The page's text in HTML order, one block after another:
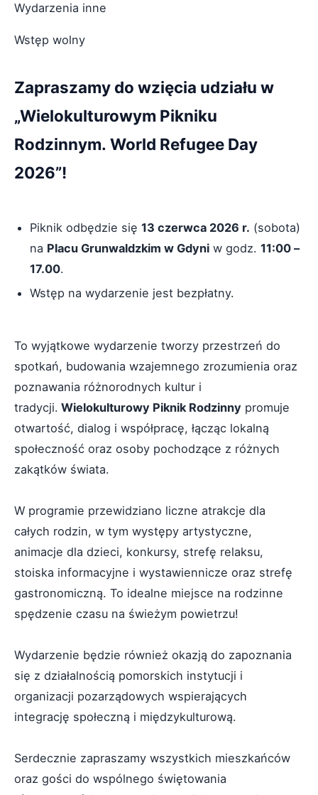
Wydarzenia inne
Wstęp wolny
Zapraszamy do wzięcia udziału w
„Wielokulturowym Pikniku
Rodzinnym. World Refugee Day
2026”!
Piknik odbędzie się 13 czerwca 2026 r. (sobota)
na Placu Grunwaldzkim w Gdyni w godz. 11:00 –
17.00.
Wstęp na wydarzenie jest bezpłatny.
To wyjątkowe wydarzenie tworzy przestrzeń do
spotkań, budowania wzajemnego zrozumienia oraz
poznawania różnorodnych kultur i
tradycji. Wielokulturowy Piknik Rodzinny promuje
otwartość, dialog i współpracę, łącząc lokalną
społeczność oraz osoby pochodzące z różnych
zakątków świata.
W programie przewidziano liczne atrakcje dla
całych rodzin, w tym występy artystyczne,
animacje dla dzieci, konkursy, strefę relaksu,
stoiska informacyjne i wystawiennicze oraz strefę
gastronomiczną. To idealne miejsce na rodzinne
spędzenie czasu na świeżym powietrzu!
Wydarzenie będzie również okazją do zapoznania
się z działalnością pomorskich instytucji i
organizacji pozarządowych wspierających
integrację społeczną i międzykulturową.
Serdecznie zapraszamy wszystkich mieszkańców
oraz gości do wspólnego świętowania